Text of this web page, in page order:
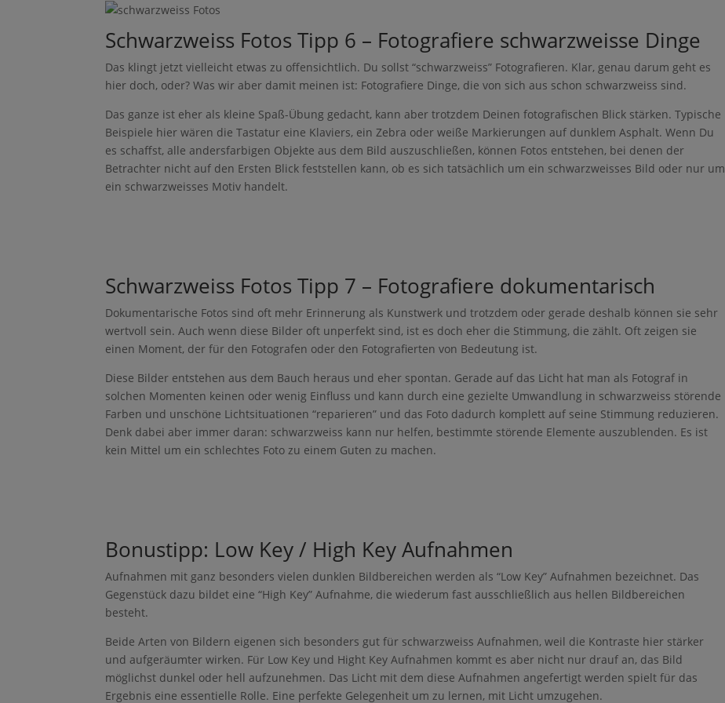
est
Faceb
ook
Twitte
r
Schwarzweiss Fotos Tipp 6 – Fotografiere schwarzweisse Dinge
Das klingt jetzt vielleicht etwas zu offensichtlich. Du sollst “schwarzweiss” Fotografieren. Klar, genau darum geht es
hier doch, oder? Was wir aber damit meinen ist: Fotografiere Dinge, die von sich aus schon schwarzweiss sind.
Das ganze ist eher als kleine Spaß-Übung gedacht, kann aber trotzdem Deinen fotografischen Blick stärken. Typische
Beispiele hier wären die Tastatur eine Klaviers, ein Zebra oder weiße Markierungen auf dunklem Asphalt. Wenn Du
es schaffst, alle andersfarbigen Objekte aus dem Bild auszuschließen, können Fotos entstehen, bei denen der
Betrachter nicht auf den Ersten Blick feststellen kann, ob es sich tatsächlich um ein schwarzweisses Bild oder nur um
ein schwarzweisses Motiv handelt.
i
t
e
r
e
s
F
c
e
b
o
e
r
Schwarzweiss Fotos Tipp 7 – Fotografiere dokumentarisch
Dokumentarische Fotos sind oft mehr Erinnerung als Kunstwerk und trotzdem oder gerade deshalb können sie sehr
wertvoll sein. Auch wenn diese Bilder oft unperfekt sind, ist es doch eher die Stimmung, die zählt. Oft zeigen sie
einen Moment, der für den Fotografen oder den Fotografierten von Bedeutung ist.
Diese Bilder entstehen aus dem Bauch heraus und eher spontan. Gerade auf das Licht hat man als Fotograf in
solchen Momenten keinen oder wenig Einfluss und kann durch eine gezielte Umwandlung in schwarzweiss störende
Farben und unschöne Lichtsituationen “reparieren” und das Foto dadurch komplett auf seine Stimmung reduzieren.
Denk dabei aber immer daran: schwarzweiss kann nur helfen, bestimmte störende Elemente auszublenden. Es ist
kein Mittel um ein schlechtes Foto zu einem Guten zu machen.
i
t
e
r
F
c
e
Bonustipp: Low Key / High Key Aufnahmen
Aufnahmen mit ganz besonders vielen dunklen Bildbereichen werden als “Low Key” Aufnahmen bezeichnet. Das
Gegenstück dazu bildet eine “High Key” Aufnahme, die wiederum fast ausschließlich aus hellen Bildbereichen
besteht.
Beide Arten von Bildern eigenen sich besonders gut für schwarzweiss Aufnahmen, weil die Kontraste hier stärker
und aufgeräumter wirken. Für Low Key und Hight Key Aufnahmen kommt es aber nicht nur drauf an, das Bild
möglichst dunkel oder hell aufzunehmen. Das Licht mit dem diese Aufnahmen angefertigt werden spielt für das
Ergebnis eine essentielle Rolle. Eine perfekte Gelegenheit um zu lernen, mit Licht umzugehen.